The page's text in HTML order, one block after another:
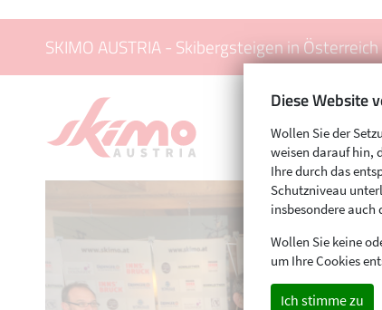
SKIMO AUSTRIA - Skibergsteigen in Österreich
Diese Website
Wollen Sie der
weisen darauf hin,
Ihre durch das
Schutzniveau
insbesondere auch
Wollen Sie keine
um Ihre Cookies
Ich stimme zu